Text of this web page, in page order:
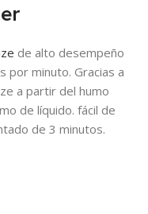
de alto desempeño
por minuto. Gracias a
a partir del humo
de líquido. fácil de
de 3 minutos.